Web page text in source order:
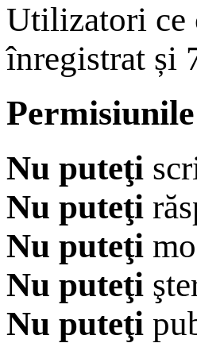
Utilizatori ce
înregistrat și
Nu puteţi
Nu puteţi
Nu puteţi
Nu puteţi
Nu puteţi